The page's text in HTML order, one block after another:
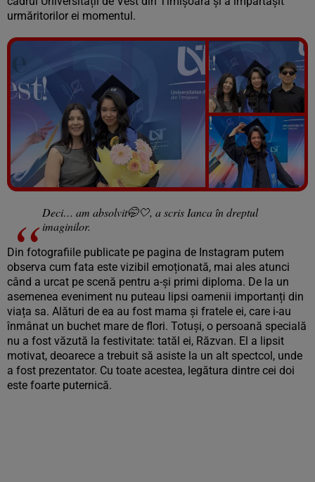
urmăritorilor ei momentul.
Vezi galeria foto
6 poze
Deci… am absolvit🤭🤍, a scris Ianca în dreptul
imaginilor.
Din fotografiile publicate pe pagina de Instagram putem
observa cum fata este vizibil emoționată, mai ales atunci
când a urcat pe scenă pentru a-și primi diploma. De la un
asemenea eveniment nu puteau lipsi oamenii importanți din
viața sa. Alături de ea au fost mama și fratele ei, care i-au
înmânat un buchet mare de flori. Totuși, o persoană specială
nu a fost văzută la festivitate: tatăl ei, Răzvan. El a lipsit
motivat, deoarece a trebuit să asiste la un alt spectcol, unde
a fost prezentator. Cu toate acestea, legătura dintre cei doi
este foarte puternică.